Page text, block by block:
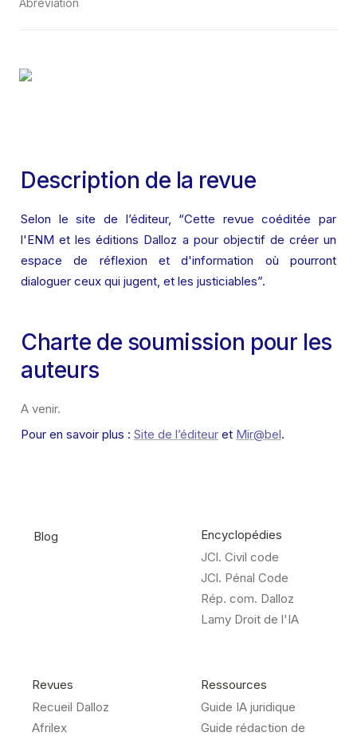
Abréviation
Description de la revue
Selon le site de l’éditeur, “Cette revue coéditée par
l'ENM et les éditions Dalloz a pour objectif de créer un
espace de réflexion et d'information où pourront
dialoguer ceux qui jugent, et les justiciables”.
Charte de soumission pour les
auteurs
A venir.
Pour en savoir plus : Site de l’éditeur et Mir@bel.
Blog
Encyclopédies
JCl. Civil code
JCl. Pénal Code
Rép. com. Dalloz
Lamy Droit de l'IA
Revues
Recueil Dalloz
Afrilex
Ressources
Guide IA juridique
Guide rédaction de